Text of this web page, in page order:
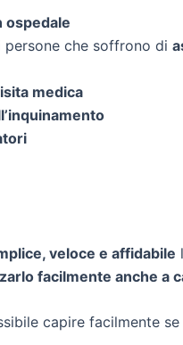
ospedale
che soffrono di
medica
veloce e affidabile
facilmente anche a
capire facilmente se